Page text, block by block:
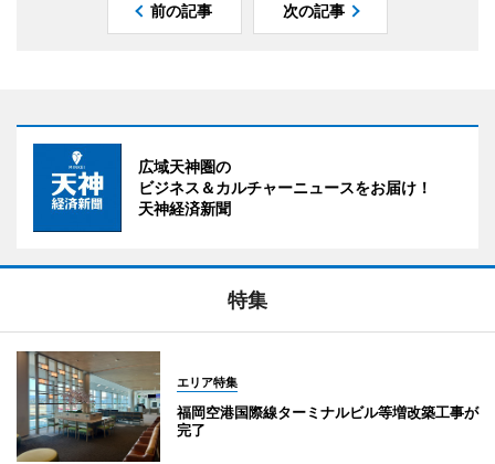
前の記事 次の記事
広域天神圏の
ビジネス＆カルチャーニュースをお届け！
天神経済新聞
特集
エリア特集
福岡空港国際線ターミナルビル等増改築工事が
完了